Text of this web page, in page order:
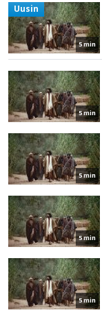
5 min
Uusin
5 min
5 min
5 min
5 min